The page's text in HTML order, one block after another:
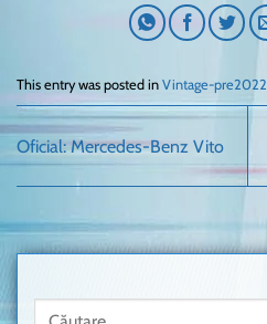
This entry was posted in Vintage-pre2022
Oficial: Mercedes-Benz Vito